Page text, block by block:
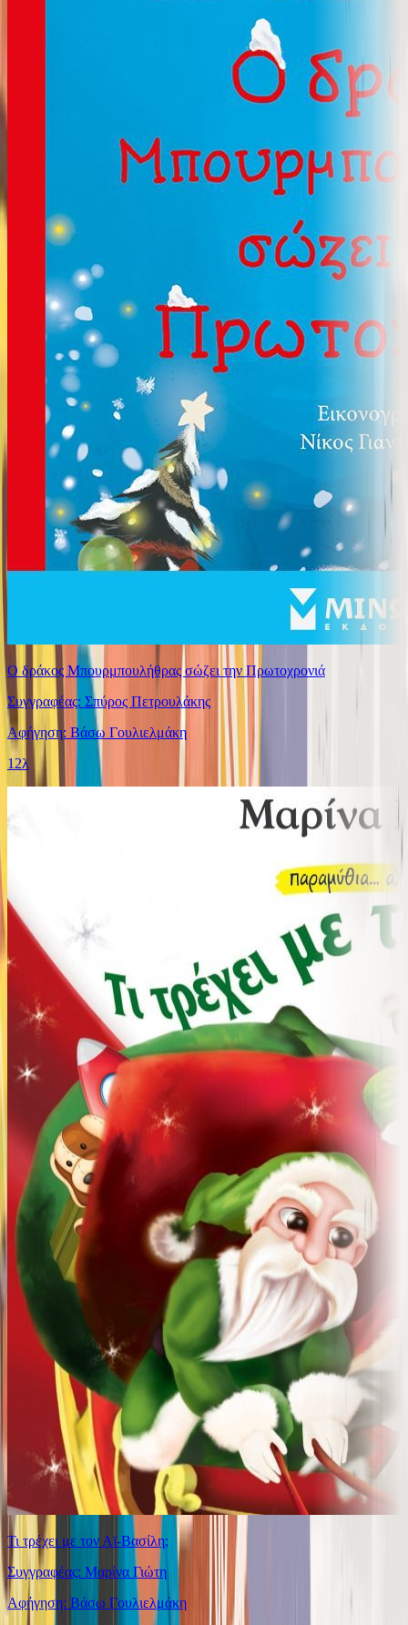
Ο δράκος Μπουρμπουλήθρας σώζει την Πρωτοχρονιά
Συγγραφέας: Σπύρος Πετρουλάκης
Αφήγηση: Βάσω Γουλιελμάκη
12λ
Τι τρέχει με τον Αϊ-Βασίλη;
Συγγραφέας: Μαρίνα Γιώτη
Αφήγηση: Βάσω Γουλιελμάκη